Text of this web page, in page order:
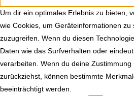
Um dir ein optimales Erlebnis zu bieten,
wie Cookies, um Geräteinformationen
zuzugreifen. Wenn du diesen
Daten wie das Surfverhalten oder
verarbeiten. Wenn du deine Zustimmung
zurückziehst, können bestimmte
beeinträchtigt werden.